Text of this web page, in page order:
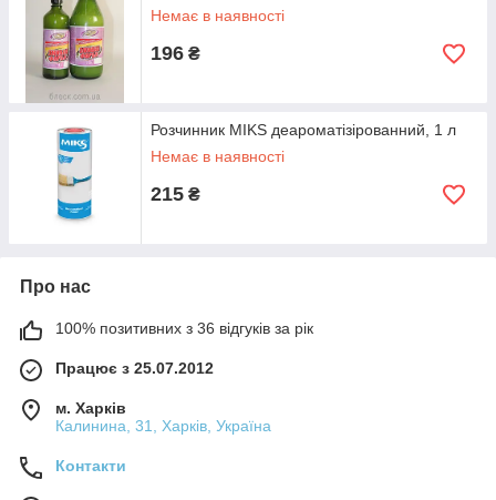
Немає в наявності
196 ₴
Розчинник MIKS деароматізірованний, 1 л
Немає в наявності
215 ₴
Про нас
100% позитивних з 36 відгуків за рік
Працює з 25.07.2012
м. Харків
Калинина, 31, Харків, Україна
Контакти